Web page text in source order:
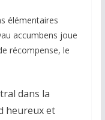
élémentaires
accumbens joue
récompense, le
dans la
heureux et